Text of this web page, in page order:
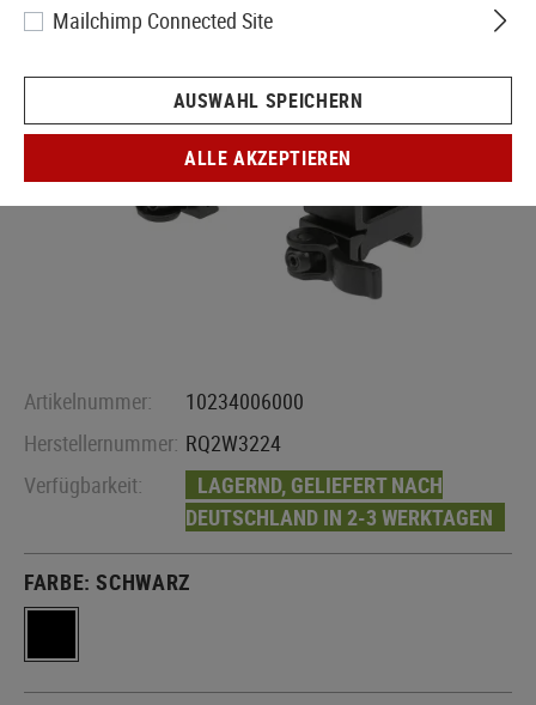
Artikelnummer:
10234006000
Herstellernummer: RQ2W3224
Verfügbarkeit:
LAGERND, GELIEFERT NACH
DEUTSCHLAND IN 2-3 WERKTAGEN
FARBE:SCHWARZ
Mailchimp Connected Site
AUSWAHL SPEICHERN
ALLE AKZEPTIEREN